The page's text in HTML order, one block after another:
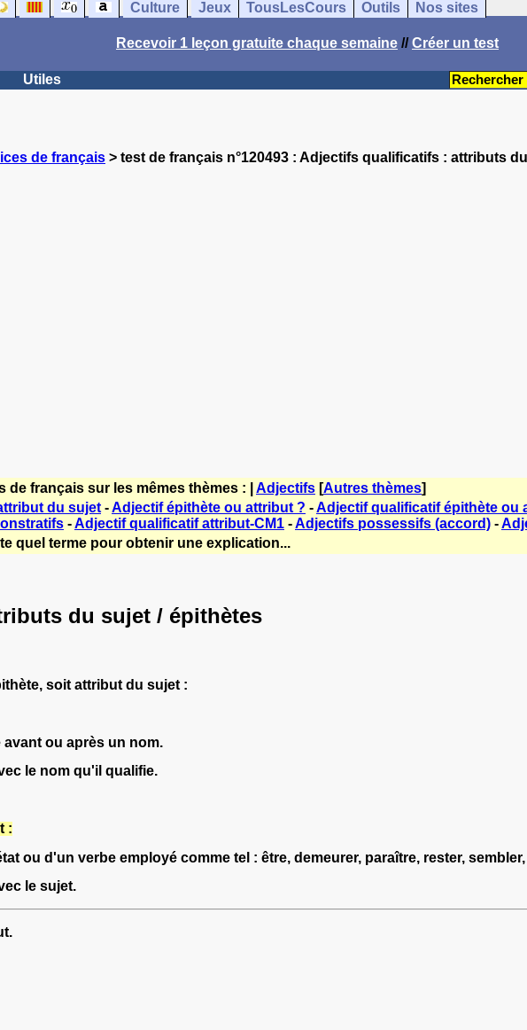
Culture Jeux TousLesCours Outils Nos sites
Recevoir 1 leçon gratuite chaque semaine //Créer un test
Utiles
de français > test de français n°120493 : Adjectifs qualificatifs : attributs
français sur les mêmes thèmes : | Adjectifs [Autres thèmes]
du sujet -Adjectif épithète ou attribut ? -Adjectif qualificatif épithète ou
-Adjectif qualificatif attribut-CM1 -Adjectifs possessifs (accord) -
quel terme pour obtenir une explication...
du sujet / épithètes
soit attribut du sujet :
ou après un nom.
le nom qu'il qualifie.
:
ou d'un verbe employé comme tel : être, demeurer, paraître, rester,
le sujet.